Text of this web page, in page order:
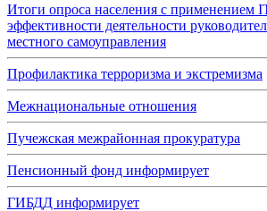
Итоги опроса населения с применением
эффективности деятельности
местного самоуправления
Профилактика терроризма и экстремизма
Межнациональные отношения
Пучежская межрайонная прокуратура
Пенсионный фонд информирует
ГИБДД информирует